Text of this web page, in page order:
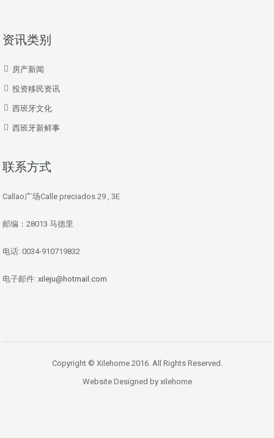
资讯类别
房产新闻
投资移民资讯
西班牙文化
西班牙新鲜事
联系方式
Callao广场Calle preciados 29 , 3E
邮编：28013 马德里
电话: 0034-910719832
电子邮件: xileju@hotmail.com
Copyright © Xilehome 2016. All Rights Reserved.
Website Designed by xilehome